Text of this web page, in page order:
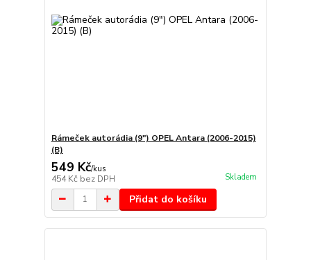
Rámeček autorádia (9") OPEL Antara (2006-2015)
(B)
549 Kč/kus
454 Kč bez DPH Skladem
Přidat do košíku